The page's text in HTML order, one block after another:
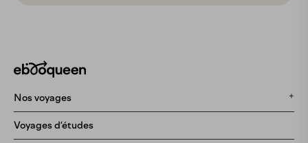
Nos voyages
Tous nos voyages
Voyages d’études